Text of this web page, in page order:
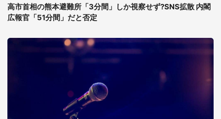
高市首相の熊本避難所「3分間」しか視察せず?SNS拡散 内閣
広報官「51分間」だと否定